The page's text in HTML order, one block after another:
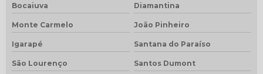
Bocaiuva Diamantina
Monte Carmelo João Pinheiro
Igarapé Santana do Paraíso
São Lourenço Santos Dumont